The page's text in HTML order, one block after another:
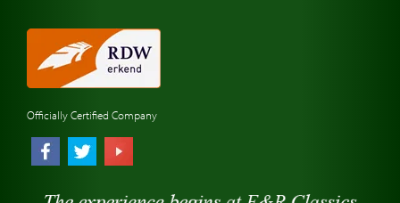
Classic cars Nederland
Officially Certified Company